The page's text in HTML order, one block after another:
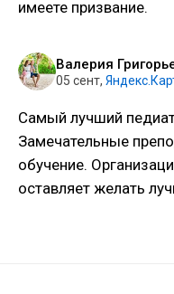
имеете призвание.
Валерия
05 сент,
Самый лучший
Замечательные
обучение.
оставляет желать